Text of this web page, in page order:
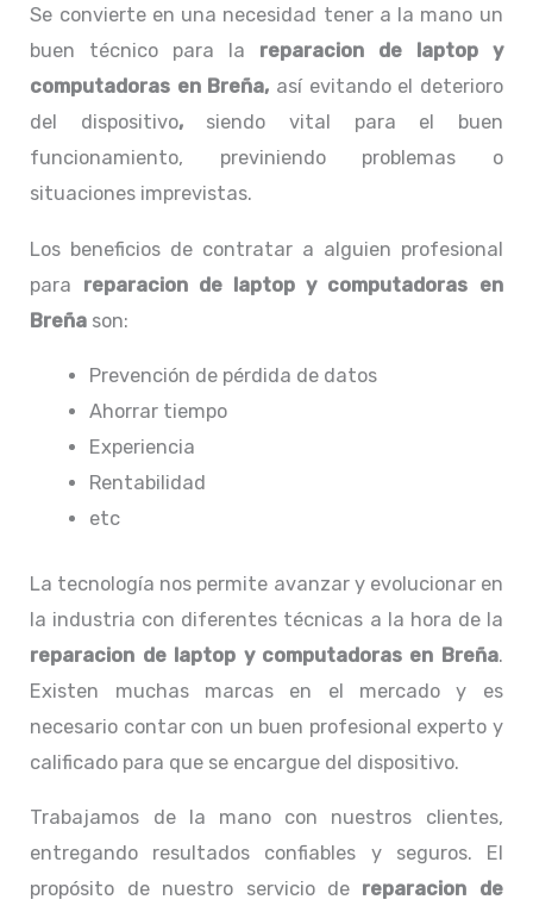
Se convierte en una necesidad tener a la mano un
buen técnico para la reparacion de laptop y
computadoras en Breña, así evitando el deterioro
del dispositivo, siendo vital para el buen
funcionamiento, previniendo problemas o
situaciones imprevistas.
Los beneficios de contratar a alguien profesional
para reparacion de laptop y computadoras en
Breña son:
Prevención de pérdida de datos
Ahorrar tiempo
Experiencia
Rentabilidad
etc
La tecnología nos permite avanzar y evolucionar en
la industria con diferentes técnicas a la hora de la
reparacion de laptop y computadoras en Breña.
Existen muchas marcas en el mercado y es
necesario contar con un buen profesional experto y
calificado para que se encargue del dispositivo.
Trabajamos de la mano con nuestros clientes,
entregando resultados confiables y seguros. El
propósito de nuestro servicio de reparacion de